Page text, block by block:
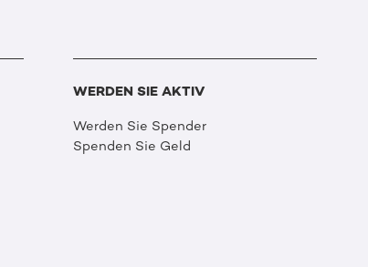
WERDEN SIE AKTIV
Werden Sie Spender
Spenden Sie Geld